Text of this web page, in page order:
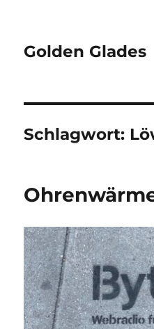
Golden Glades
Schlagwort: